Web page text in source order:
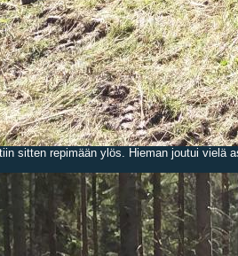
sitten repimään ylös. Hieman joutui vielä